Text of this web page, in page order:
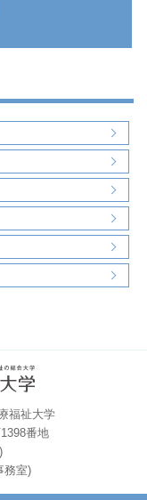
福祉大学
番地
)
務室)